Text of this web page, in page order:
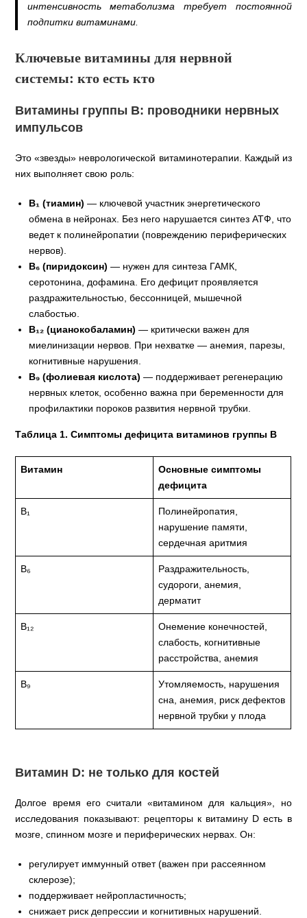
интенсивность метаболизма требует постоянной
подпитки витаминами.
Ключевые витамины для нервной
системы: кто есть кто
Витамины группы В: проводники нервных
импульсов
Это «звезды» неврологической витаминотерапии. Каждый из
них выполняет свою роль:
В₁ (тиамин) — ключевой участник энергетического
обмена в нейронах. Без него нарушается синтез АТФ, что
ведет к полинейропатии (повреждению периферических
нервов).
В₆ (пиридоксин) — нужен для синтеза ГАМК,
серотонина, дофамина. Его дефицит проявляется
раздражительностью, бессонницей, мышечной
слабостью.
В₁₂ (цианокобаламин) — критически важен для
миелинизации нервов. При нехватке — анемия, парезы,
когнитивные нарушения.
В₉ (фолиевая кислота) — поддерживает регенерацию
нервных клеток, особенно важна при беременности для
профилактики пороков развития нервной трубки.
Таблица 1. Симптомы дефицита витаминов группы В
Витамин
Основные симптомы
дефицита
В₁
Полинейропатия,
нарушение памяти,
сердечная аритмия
В₆
Раздражительность,
судороги, анемия,
дерматит
В₁₂
Онемение конечностей,
слабость, когнитивные
расстройства, анемия
В₉
Утомляемость, нарушения
сна, анемия, риск дефектов
нервной трубки у плода
Витамин D: не только для костей
Долгое время его считали «витамином для кальция», но
исследования показывают: рецепторы к витамину D есть в
мозге, спинном мозге и периферических нервах. Он:
регулирует иммунный ответ (важен при рассеянном
склерозе);
поддерживает нейропластичность;
снижает риск депрессии и когнитивных нарушений.